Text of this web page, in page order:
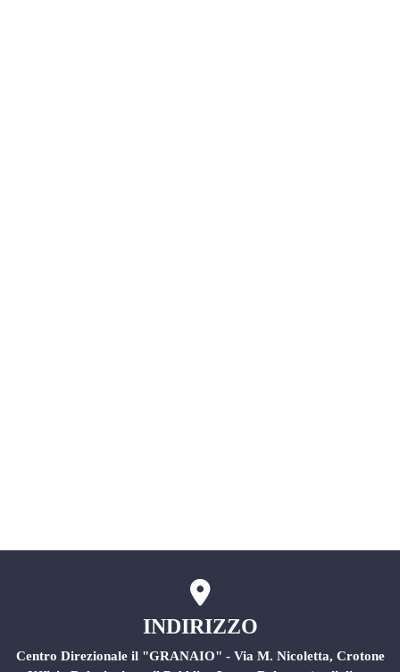
INDIRIZZO
Centro Direzionale il "GRANAIO" - Via M. Nicoletta, Crotone